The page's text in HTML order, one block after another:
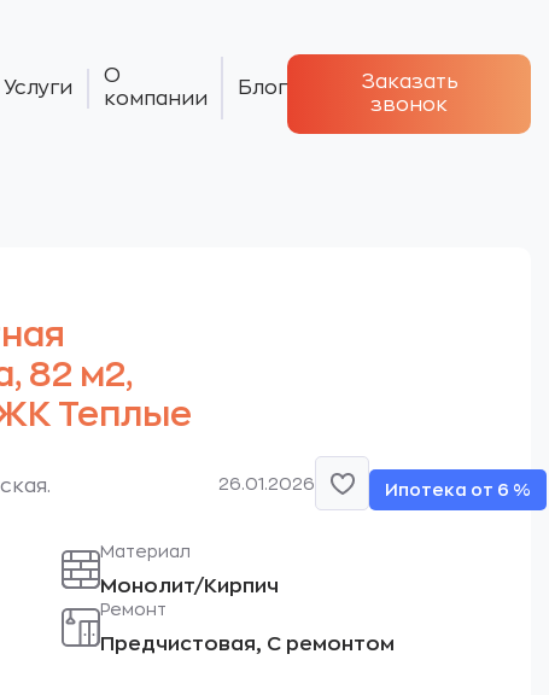
Услуги
О
компании
Блог
Заказать
звонок
82 м2,
ЖК Теплые
26.01.2026 Ипотека от 6 %
Материал
Монолит/Кирпич
Ремонт
Предчистовая, С ремонтом